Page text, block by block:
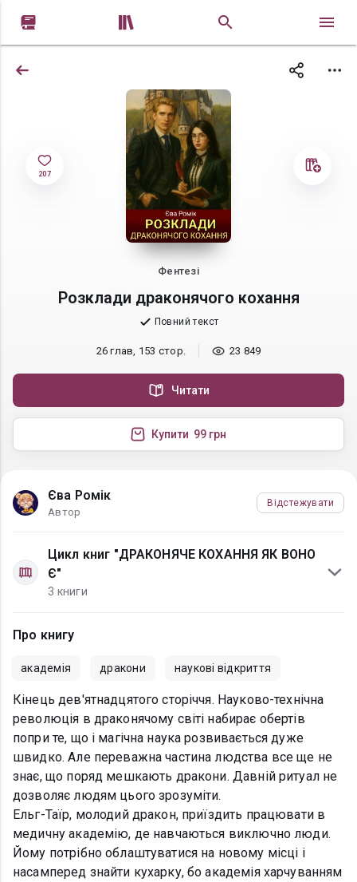
 
207
Фентезі
Розклади драконячого кохання
Повний текст
26 глав, 153 стор. 23 849
Читати
Купити 99 грн
Єва Ромік
Автор
Відстежувати
Цикл книг "ДРАКОНЯЧЕ КОХАННЯ ЯК ВОНО
Є"
3 книги
Про книгу
академія дракони наукові відкриття
Кінець дев'ятнадцятого сторіччя. Науково-технічна
революція в драконячому світі набирає обертів
попри те, що і магічна наука розвивається дуже
швидко. Але переважна частина людства все ще не
знає, що поряд мешкають дракони. Давній ритуал не
дозволяє людям цього зрозуміти.
Ельг-Таїр, молодий дракон, приїздить працювати в
медичну академію, де навчаються виключно люди.
Йому потрібно облаштуватися на новому місці і
насамперед знайти кухарку, бо академія харчуванням